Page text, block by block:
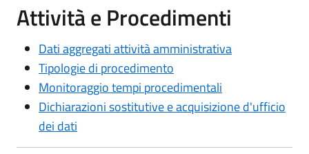
Attività e Procedimenti
Dati aggregati attività amministrativa
Tipologie di procedimento
Monitoraggio tempi procedimentali
Dichiarazioni sostitutive e acquisizione d'ufficio
dei dati